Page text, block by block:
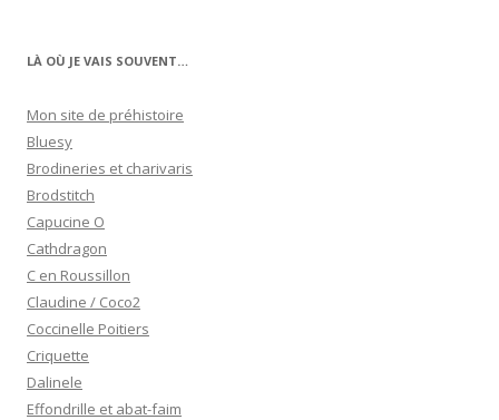
LÀ OÙ JE VAIS SOUVENT…
Mon site de préhistoire
Bluesy
Brodineries et charivaris
Brodstitch
Capucine O
Cathdragon
C en Roussillon
Claudine / Coco2
Coccinelle Poitiers
Criquette
Dalinele
Effondrille et abat-faim